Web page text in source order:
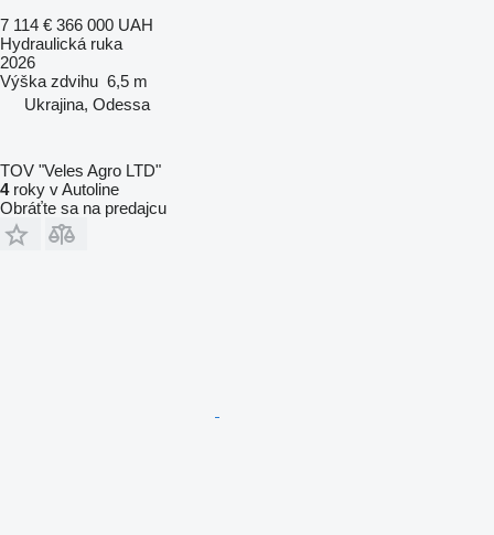
7 114 € 366 000 UAH
Hydraulická ruka
2026
Výška zdvihu 6,5 m
Ukrajina, Odessa
TOV "Veles Agro LTD"
4roky v Autoline
Obráťte sa na predajcu